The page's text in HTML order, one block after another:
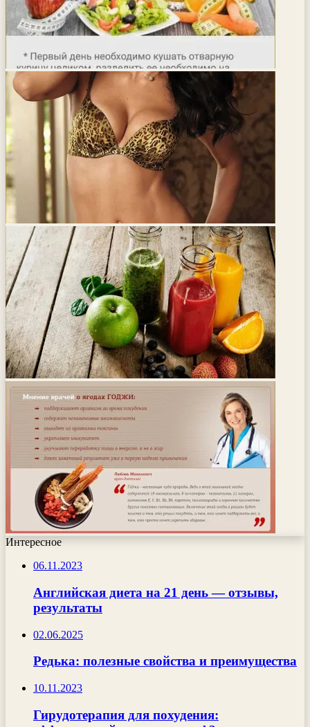
Интересное
06.11.2023
Английская диета на 21 день — отзывы,
результаты
02.06.2025
Редька: полезные свойства и преимущества
10.11.2023
Гирудотерапия для похудения: